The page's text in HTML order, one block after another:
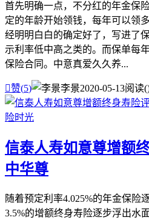
首先明确一点，不分红的年金保
定的年龄开始领钱，每年可以领
经明明白白的确定好了，写进了
示利率低中高之类的。而保单每
保险合同。中意真爱久久养...
赞(5) 李景2020-05-13阅读(
信泰人寿如意尊增额
中华尊
随着预定利率4.025%的年金保险
3.5%的增额终身寿险逐步浮出水